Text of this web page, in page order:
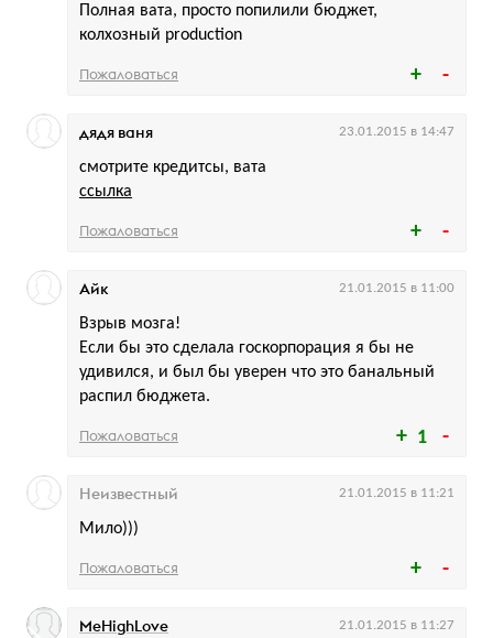
Полная вата, просто попилили бюджет,
колхозный production
Пожаловаться
смотрите кредитсы, вата
ссылка
дядя ваня 23.01.2015 в 14:47
Пожаловаться
1
Взрыв мозга!
Если бы это сделала госкорпорация я бы не
удивился, и был бы уверен что это банальный
распил бюджета.
Айк 21.01.2015 в 11:00
Пожаловаться
Мило)))
Неизвестный 21.01.2015 в 11:21
Пожаловаться
MeHighLove 21.01.2015 в 11:27